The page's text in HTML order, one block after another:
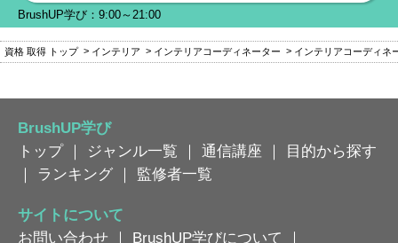
BrushUP学び：9:00～21:00
資格 取得 トップ インテリア インテリアコーディネーター インテリアコーディネ
BrushUP学び
トップ｜ ジャンル一覧 ｜ 通信講座 ｜
目的から探す
｜
ランキング ｜ 監修者一覧
サイトについて
お問い合わせ ｜ BrushUP学びについて ｜